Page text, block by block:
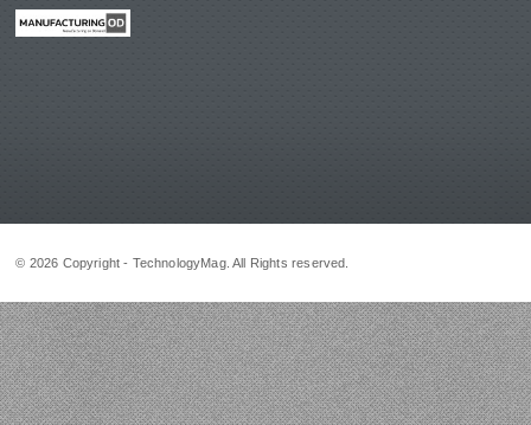
© 2026 Copyright - TechnologyMag. All Rights reserved.